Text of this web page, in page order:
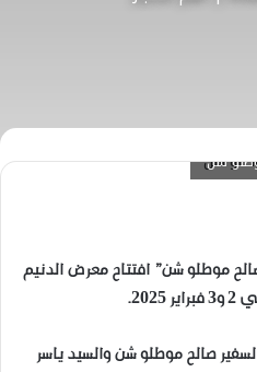
شن"
موطلو شن” افتتاح معرض الدنيم
صالح موطلو شن والسيد ياسر